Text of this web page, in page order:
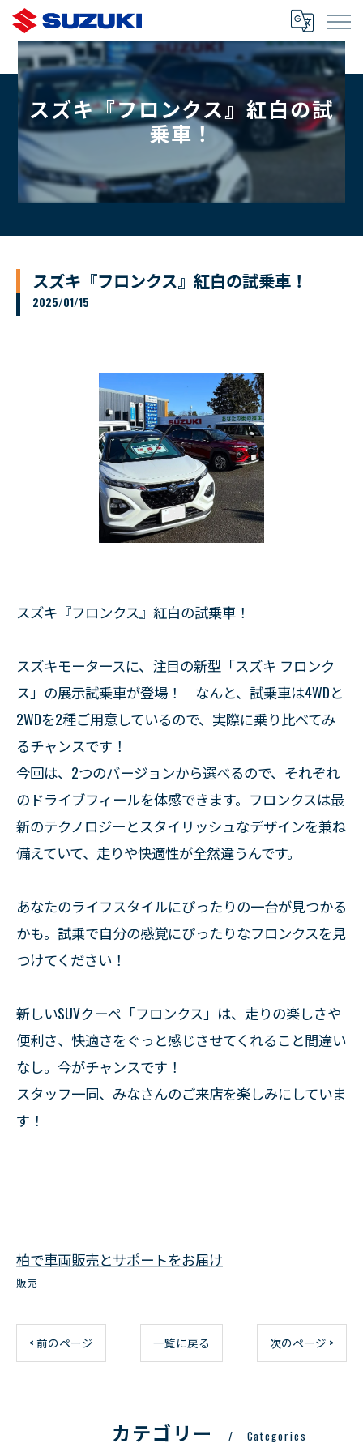
スズキ『フロンクス』紅白の試
乗車！
スズキ『フロンクス』紅白の試乗車！
2025/01/15
スズキ『フロンクス』紅白の試乗車！
スズキモータースに、注目の新型「スズキ フロンク
ス」の展示試乗車が登場！ なんと、試乗車は4WDと
2WDを2種ご用意しているので、実際に乗り比べてみ
るチャンスです！
今回は、2つのバージョンから選べるので、それぞれ
のドライブフィールを体感できます。フロンクスは最
新のテクノロジーとスタイリッシュなデザインを兼ね
備えていて、走りや快適性が全然違うんです。
あなたのライフスタイルにぴったりの一台が見つかる
かも。試乗で自分の感覚にぴったりなフロンクスを見
つけてください！
新しいSUVクーペ「フロンクス」は、走りの楽しさや
便利さ、快適さをぐっと感じさせてくれること間違い
なし。今がチャンスです！
スタッフ一同、みなさんのご来店を楽しみにしていま
す！
柏で車両販売とサポートをお届け
販売
< 前のページ 一覧に戻る 次のページ >
カテゴリー Categories